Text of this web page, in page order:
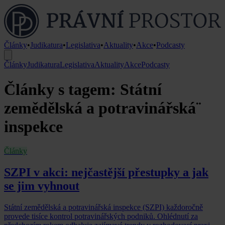
Články•Judikatura•Legislativa•Aktuality•Akce•Podcasty
ČlánkyJudikaturaLegislativaAktualityAkcePodcasty
Články s tagem: Státní
zemědělská a potravinářská¨
inspekce
Články
SZPI v akci: nejčastější přestupky a jak
se jim vyhnout
Státní zemědělská a potravinářská inspekce (SZPI) každoročně
provede tisíce kontrol potravinářských podniků. Ohlédnutí za